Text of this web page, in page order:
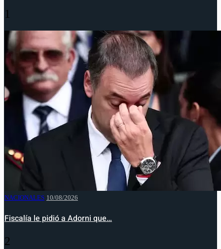
1
NACIONALES 10/08/2026
Fiscalía le pidió a Adorni que…
2